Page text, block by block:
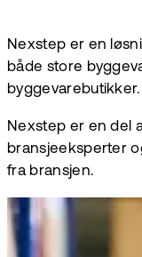
Nexstep er en
både store
byggevarebutikker.
Nexstep er en del
bransjeeksperter
fra bransjen.